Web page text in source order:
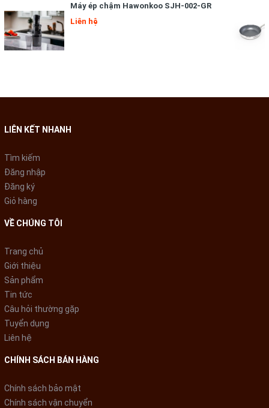
LƯỠI DAO SẮC BÉN 4 LƯỠI 2 TẦNG
Như hầu hết các mã máy xay thịt hiện đại, máy xay thịt Matika
lượng cao, dễ dàng xay nhanh và nhuyễn nguyên liệu với kết
cấu tối ưu 4 lưỡi 2 tầng.
Máy ép chậm Hawonkoo SJH-002-GR
Liên hệ
LIÊN KẾT NHANH
Tìm kiếm
Đăng nhập
Đăng ký
Giỏ hàng
VỀ CHÚNG TÔI
Trang chủ
Giới thiệu
Sản phẩm
Tin tức
Câu hỏi thường gặp
Tuyển dụng
Liên hệ
CHÍNH SÁCH BÁN HÀNG
Chính sách bảo mật
Chính sách vận chuyển